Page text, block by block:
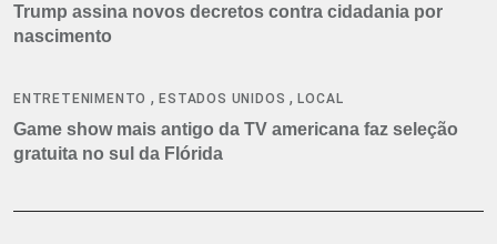
Trump assina novos decretos contra cidadania por
nascimento
ENTRETENIMENTO ,ESTADOS UNIDOS ,LOCAL
Game show mais antigo da TV americana faz seleção
gratuita no sul da Flórida